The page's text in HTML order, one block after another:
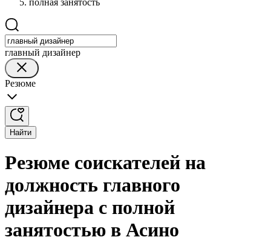
полная занятость
главный дизайнер
Резюме
Найти
Резюме соискателей на
должность главного
дизайнера с полной
занятостью в Асино